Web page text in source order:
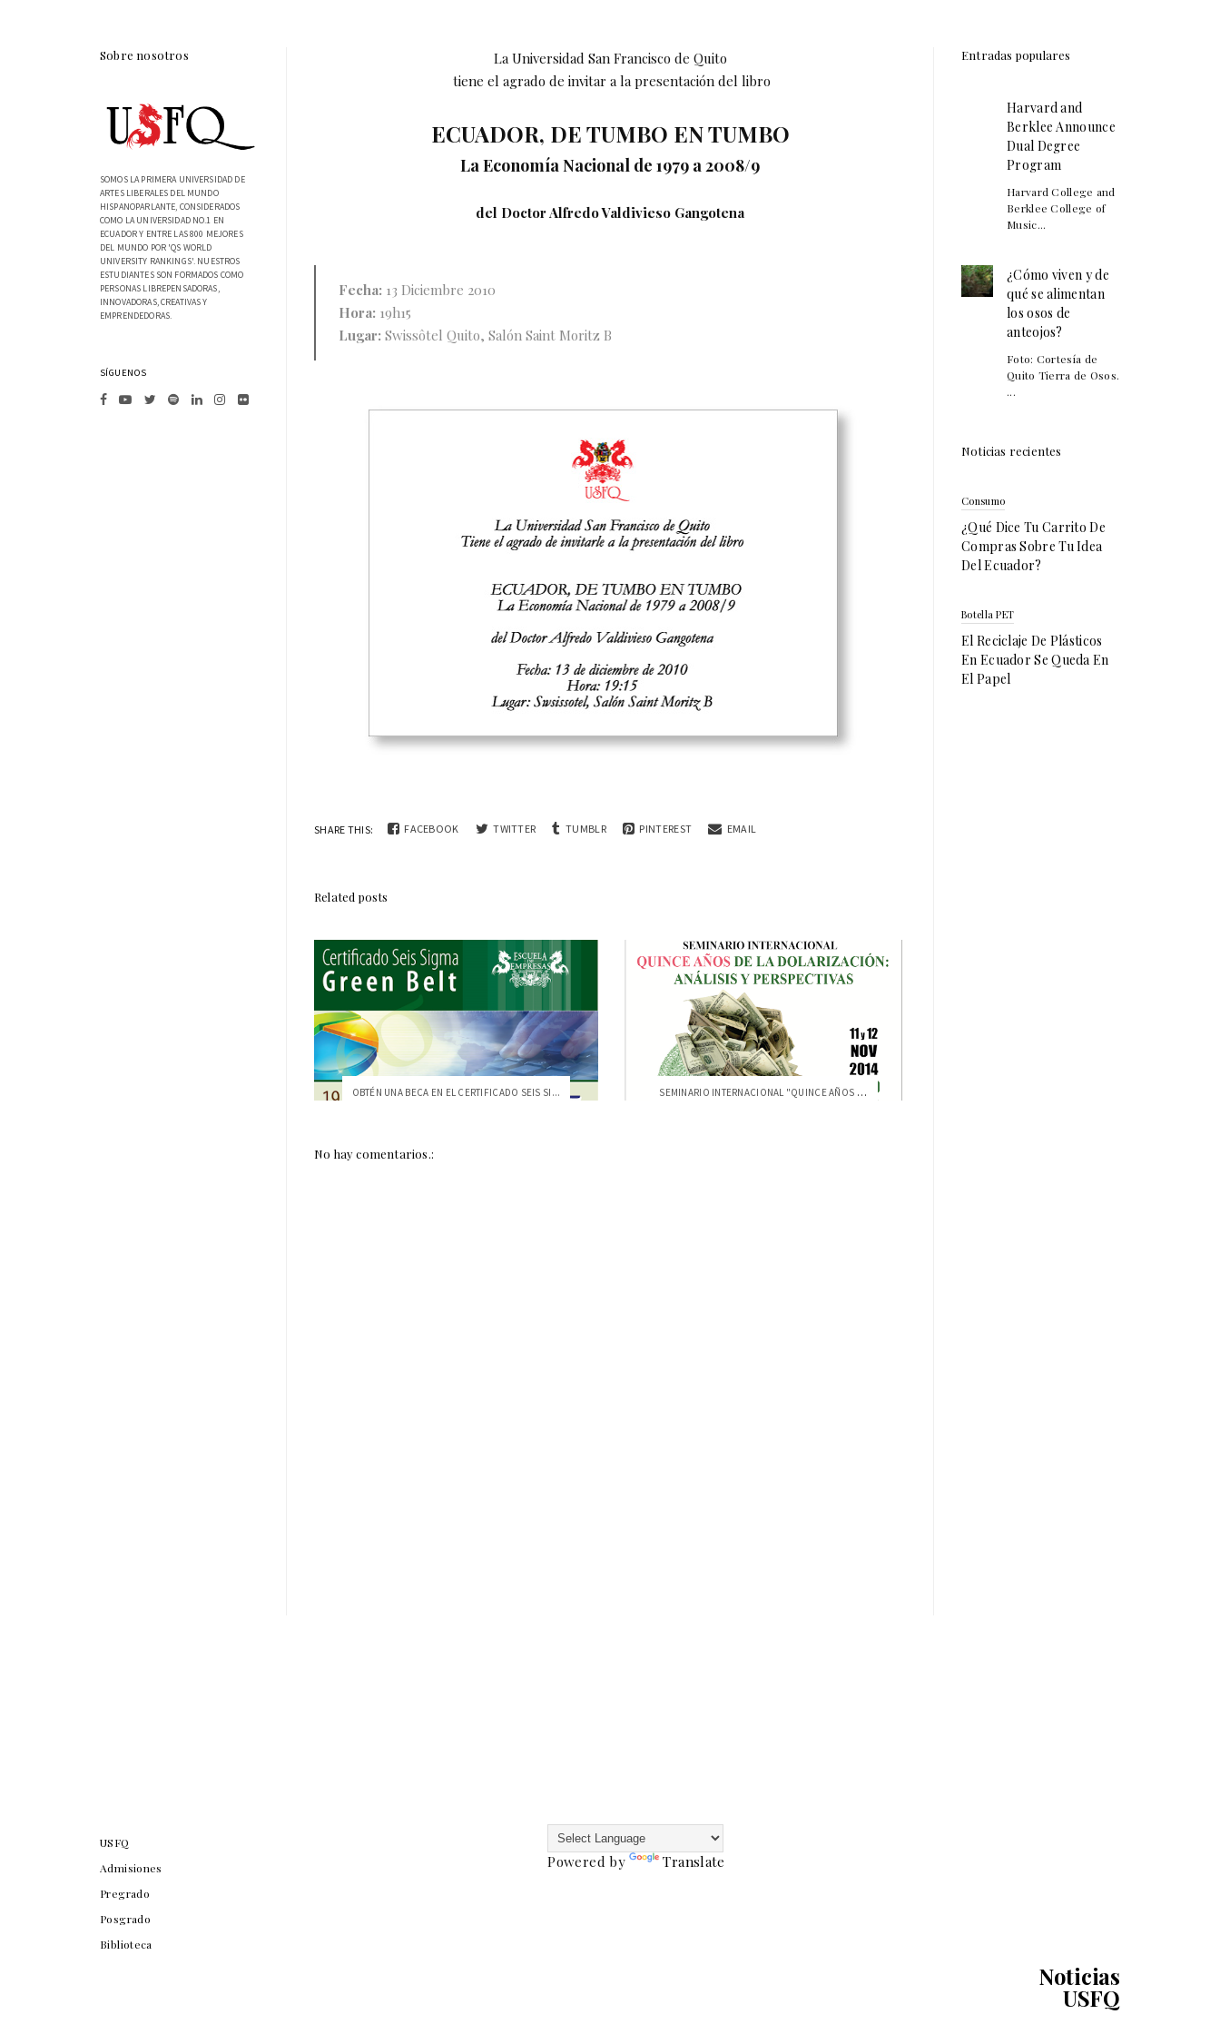
La Universidad San Francisco de Quito
tiene el agrado de invitar a la presentación del libro
ECUADOR, DE TUMBO EN TUMBO
La Economía Nacional de 1979 a 2008/9
del Doctor Alfredo Valdivieso Gangotena
Fecha: 13 Diciembre 2010
Hora: 19h15
Lugar: Swissôtel Quito, Salón Saint Moritz B
SHARE THIS: FACEBOOK TWITTER TUMBLR PINTEREST EMAIL
Related posts
OBTÉN UNA BECA EN EL CERTIFICADO SEIS SI... SEMINARIO INTERNACIONAL "QUINCE AÑOS DE ...
No hay comentarios.:
Sobre nosotros
SOMOS LA PRIMERA UNIVERSIDAD DE
ARTES LIBERALES DEL MUNDO
HISPANOPARLANTE, CONSIDERADOS
COMO LA UNIVERSIDAD NO.1 EN
ECUADOR Y ENTRE LAS 800 MEJORES
DEL MUNDO POR 'QS WORLD
UNIVERSITY RANKINGS'. NUESTROS
ESTUDIANTES SON FORMADOS COMO
PERSONAS LIBREPENSADORAS,
INNOVADORAS, CREATIVAS Y
EMPRENDEDORAS.
SÍGUENOS
Entradas populares
Harvard and
Berklee Announce
Dual Degree
Program
Harvard College and
Berklee College of
Music...
¿Cómo viven y de
qué se alimentan
los osos de
anteojos?
Foto: Cortesía de
Quito Tierra de Osos.
...
Noticias recientes
Consumo
¿Qué Dice Tu Carrito De
Compras Sobre Tu Idea
Del Ecuador?
Botella PET
El Reciclaje De Plásticos
En Ecuador Se Queda En
El Papel
USFQ
Admisiones
Pregrado
Posgrado
Biblioteca
Powered by Translate
Noticias
USFQ